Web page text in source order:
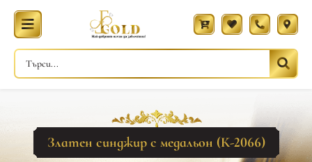
Златен синджир с медальон (К-2066)